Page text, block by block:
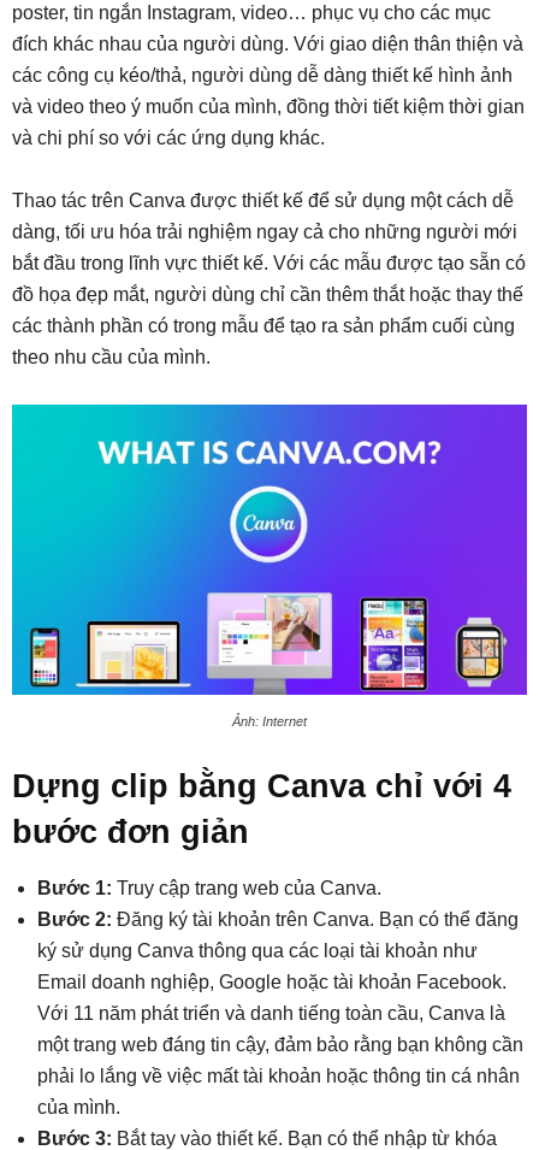
poster, tin ngắn Instagram, video… phục vụ cho các mục
đích khác nhau của người dùng. Với giao diện thân thiện và
các công cụ kéo/thả, người dùng dễ dàng thiết kế hình ảnh
và video theo ý muốn của mình, đồng thời tiết kiệm thời gian
và chi phí so với các ứng dụng khác.
Thao tác trên Canva được thiết kế để sử dụng một cách dễ
dàng, tối ưu hóa trải nghiệm ngay cả cho những người mới
bắt đầu trong lĩnh vực thiết kế. Với các mẫu được tạo sẵn có
đồ họa đẹp mắt, người dùng chỉ cần thêm thắt hoặc thay thế
các thành phần có trong mẫu để tạo ra sản phẩm cuối cùng
theo nhu cầu của mình.
Ảnh: Internet
Dựng clip bằng Canva chỉ với 4
bước đơn giản
Bước 1: Truy cập trang web của Canva.
Bước 2: Đăng ký tài khoản trên Canva. Bạn có thể đăng
ký sử dụng Canva thông qua các loại tài khoản như
Email doanh nghiệp, Google hoặc tài khoản Facebook.
Với 11 năm phát triển và danh tiếng toàn cầu, Canva là
một trang web đáng tin cậy, đảm bảo rằng bạn không cần
phải lo lắng về việc mất tài khoản hoặc thông tin cá nhân
của mình.
Bước 3: Bắt tay vào thiết kế. Bạn có thể nhập từ khóa